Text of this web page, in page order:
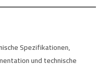
Spezifikationen,
und technische